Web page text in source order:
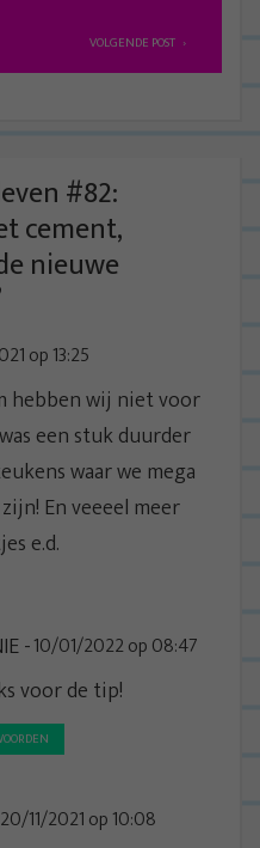
VOLGENDE POST
#82:
cement,
nieuwe
op 13:25
hebben wij niet voor
een stuk duurder
waar we mega
En veeeel meer
e.d.
10/01/2022 op 08:47
voor de tip!
20/11/2021 op 10:08